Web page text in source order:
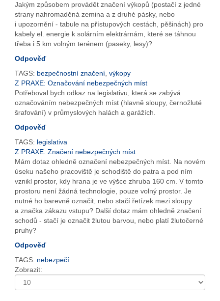
Jakým způsobem provádět značení výkopů (postačí z jedné
strany nahromaděná zemina a z druhé pásky, nebo
i upozornění - tabule na přístupových cestách, pěšinách) pro
kabely el. energie k solárním elektrárnám, které se táhnou
třeba i 5 km volným terénem (paseky, lesy)?
Odpověď
TAGS: bezpečnostní značení výkopy
Z PRAXE: Označování nebezpečných míst
Potřeboval bych odkaz na legislativu, která se zabývá
označováním nebezpečných míst (hlavně sloupy, černožluté
šrafování) v průmyslových halách a garážích.
Odpověď
TAGS: legislativa
Z PRAXE: Značení nebezpečných míst
Mám dotaz ohledně označení nebezpečných míst. Na novém
úseku našeho pracoviště je schodiště do patra a pod ním
vznikl prostor, kdy hrana je ve výšce zhruba 160 cm. V tomto
prostoru není žádná technologie, pouze volný prostor. Je
nutné ho barevně označit, nebo stačí řetízek mezi sloupy
a značka zákazu vstupu? Další dotaz mám ohledně značení
schodů - stačí je označit žlutou barvou, nebo platí žlutočerné
pruhy?
Odpověď
TAGS: nebezpečí
Zobrazit: